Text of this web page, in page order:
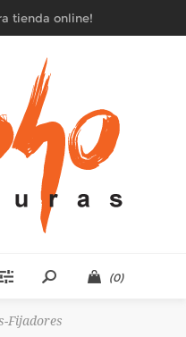
tienda online!
(0)
Fijadores